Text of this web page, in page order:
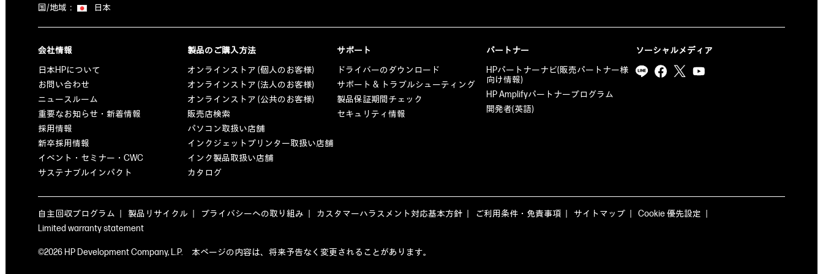
国/地域： 日本
会社情報
日本HPについて
お問い合わせ
ニュースルーム
重要なお知らせ・新着情報
採用情報
新卒採用情報
イベント・セミナー・CWC
サステナブルインパクト
製品のご購入方法
オンラインストア (個人のお客様)
オンラインストア (法人のお客様)
オンラインストア (公共のお客様)
販売店検索
パソコン取扱い店舗
インクジェットプリンター取扱い店舗
インク製品取扱い店舗
カタログ
サポート
ドライバーのダウンロード
サポート & トラブルシューティング
製品保証期間チェック
セキュリティ情報
パートナー
HPパートナーナビ(販売パートナー様
向け情報)
HP Amplifyパートナープログラム
開発者(英語)
ソーシャルメディア
自主回収プログラム 製品リサイクル プライバシーへの取り組み カスタマーハラスメント対応基本方針 ご利用条件・免責事項 サイトマップ
Cookie 優先設定
Limited warranty statement
©2026 HP Development Company, L.P. 本ページの内容は、将来予告なく変更されることがあります。